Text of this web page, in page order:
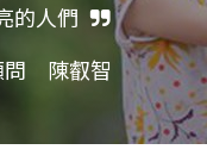
的人們
問 陳叡智